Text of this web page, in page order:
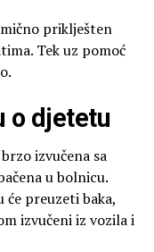
priklješten
Tek uz pomoć
o djetetu
izvučena sa
u bolnicu.
će preuzeti baka,
izvučeni iz vozila i